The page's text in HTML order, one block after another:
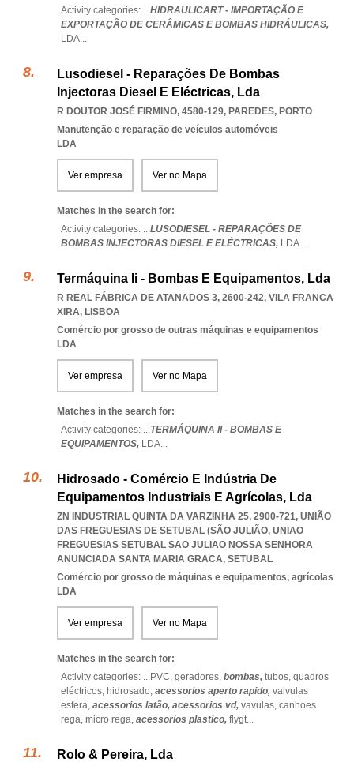
Activity categories: ...HIDRAULICART - IMPORTAÇÃO E
EXPORTAÇÃO DE CERÂMICAS E BOMBAS HIDRÁULICAS,
LDA...
Lusodiesel - Reparações De Bombas
Injectoras Diesel E Eléctricas, Lda
R DOUTOR JOSÉ FIRMINO, 4580-129, PAREDES, PORTO
Manutenção e reparação de veículos automóveis
LDA
Ver empresa Ver no Mapa
Matches in the search for:
Activity categories: ...LUSODIESEL - REPARAÇÕES DE
BOMBAS INJECTORAS DIESEL E ELÉCTRICAS, LDA...
Termáquina Ii - Bombas E Equipamentos, Lda
R REAL FÁBRICA DE ATANADOS 3, 2600-242, VILA FRANCA
XIRA, LISBOA
Comércio por grosso de outras máquinas e equipamentos
LDA
Ver empresa Ver no Mapa
Matches in the search for:
Activity categories: ...TERMÁQUINA II - BOMBAS E
EQUIPAMENTOS, LDA...
Hidrosado - Comércio E Indústria De
Equipamentos Industriais E Agrícolas, Lda
ZN INDUSTRIAL QUINTA DA VARZINHA 25, 2900-721, UNIÃO
DAS FREGUESIAS DE SETUBAL (SÃO JULIÃO, UNIAO
FREGUESIAS SETUBAL SAO JULIAO NOSSA SENHORA
ANUNCIADA SANTA MARIA GRACA, SETUBAL
Comércio por grosso de máquinas e equipamentos, agrícolas
LDA
Ver empresa Ver no Mapa
Matches in the search for:
Activity categories: ...PVC, geradores, bombas, tubos, quadros
eléctricos, hidrosado, acessorios aperto rapido, valvulas
esfera, acessorios latão, acessorios vd, vavulas, canhoes
rega, micro rega, acessorios plastico, flygt...
Rolo & Pereira, Lda